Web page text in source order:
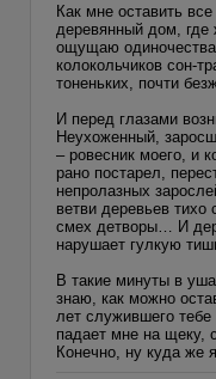
Как мне оставить
деревянный дом, где
ощущаю
колокольчиков сон-
тоненьких, почти
И перед глазами
Неухоженный,
– ровесник моего, и
рано постарел,
непролазных
ветви деревьев
смех детворы… И
нарушает гулкую
В такие минуты в
знаю, как можно
лет служившего
падает мне на щеку,
Конечно, ну куда же